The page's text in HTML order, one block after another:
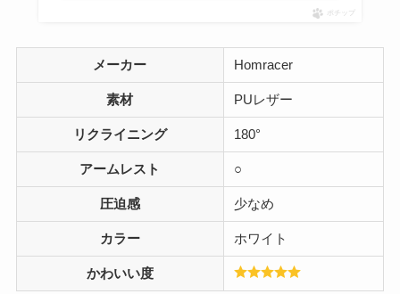
ポチップ
メーカー Homracer
素材 PUレザー
リクライニング 180°
アームレスト ○
圧迫感 少なめ
カラー ホワイト
かわいい度